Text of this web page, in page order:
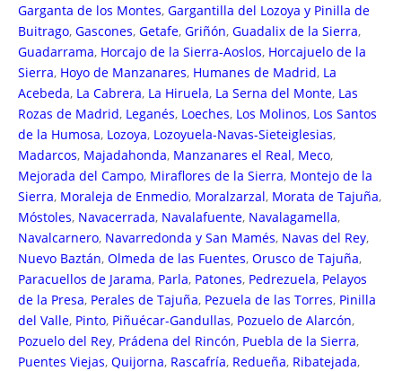
Garganta de los Montes, Gargantilla del Lozoya y Pinilla de
Buitrago, Gascones, Getafe, Griñón, Guadalix de la Sierra,
Guadarrama, Horcajo de la Sierra-Aoslos, Horcajuelo de la
Sierra, Hoyo de Manzanares, Humanes de Madrid, La
Acebeda, La Cabrera, La Hiruela, La Serna del Monte, Las
Rozas de Madrid, Leganés, Loeches, Los Molinos, Los Santos
de la Humosa, Lozoya, Lozoyuela-Navas-Sieteiglesias,
Madarcos, Majadahonda, Manzanares el Real, Meco,
Mejorada del Campo, Miraflores de la Sierra, Montejo de la
Sierra, Moraleja de Enmedio, Moralzarzal, Morata de Tajuña,
Móstoles, Navacerrada, Navalafuente, Navalagamella,
Navalcarnero, Navarredonda y San Mamés, Navas del Rey,
Nuevo Baztán, Olmeda de las Fuentes, Orusco de Tajuña,
Paracuellos de Jarama, Parla, Patones, Pedrezuela, Pelayos
de la Presa, Perales de Tajuña, Pezuela de las Torres, Pinilla
del Valle, Pinto, Piñuécar-Gandullas, Pozuelo de Alarcón,
Pozuelo del Rey, Prádena del Rincón, Puebla de la Sierra,
Puentes Viejas, Quijorna, Rascafría, Redueña, Ribatejada,